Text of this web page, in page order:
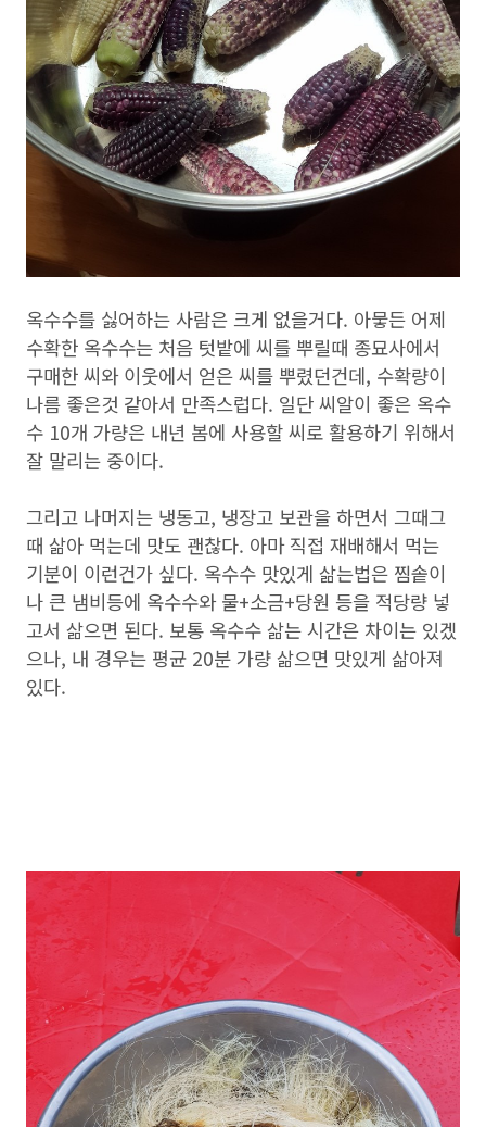
옥수수를 싫어하는 사람은 크게 없을거다. 아뭏든 어제
수확한 옥수수는 처음 텃밭에 씨를 뿌릴때 종묘사에서
구매한 씨와 이웃에서 얻은 씨를 뿌렸던건데, 수확량이
나름 좋은것 같아서 만족스럽다. 일단 씨알이 좋은 옥수
수 10개 가량은 내년 봄에 사용할 씨로 활용하기 위해서
잘 말리는 중이다.
그리고 나머지는 냉동고, 냉장고 보관을 하면서 그때그
때 삶아 먹는데 맛도 괜찮다. 아마 직접 재배해서 먹는
기분이 이런건가 싶다. 옥수수 맛있게 삶는법은 찜솥이
나 큰 냄비등에 옥수수와 물+소금+당원 등을 적당량 넣
고서 삶으면 된다. 보통 옥수수 삶는 시간은 차이는 있겠
으나, 내 경우는 평균 20분 가량 삶으면 맛있게 삶아져
있다.